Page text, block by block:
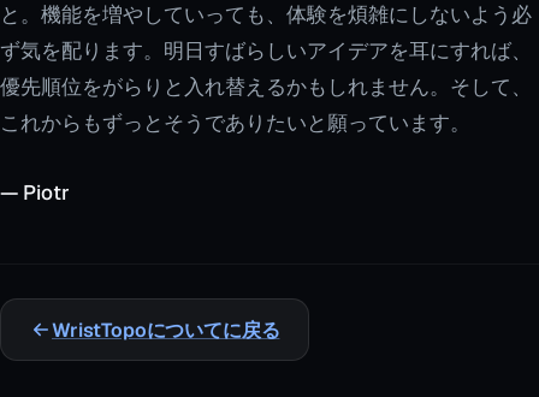
と。機能を増やしていっても、体験を煩雑にしないよう必
ず気を配ります。明日すばらしいアイデアを耳にすれば、
優先順位をがらりと入れ替えるかもしれません。そして、
これからもずっとそうでありたいと願っています。
— Piotr
WristTopoについてに戻る